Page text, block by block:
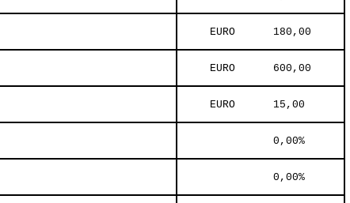
     EURO      180,00
     EURO      600,00
     EURO      15,00
               0,00%
               0,00%